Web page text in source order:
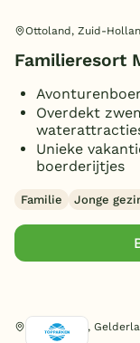
Ottoland, Zuid-
Familieresort
Overdekt
Unieke
boerderijtjes
Familie Jonge
Beekbergen,